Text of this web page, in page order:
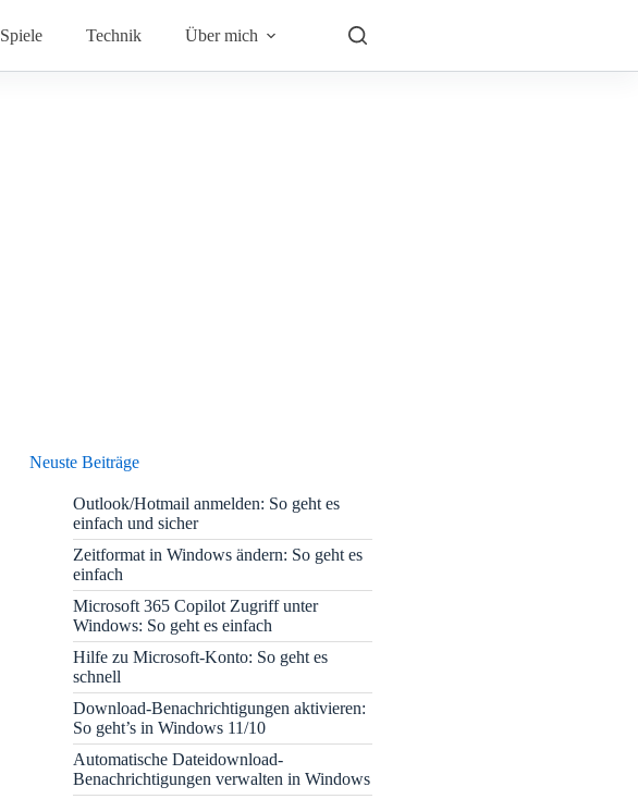
Spiele Technik Über mich
Neuste Beiträge
Outlook/Hotmail anmelden: So geht es
einfach und sicher
Zeitformat in Windows ändern: So geht es
einfach
Microsoft 365 Copilot Zugriff unter
Windows: So geht es einfach
Hilfe zu Microsoft-Konto: So geht es
schnell
Download-Benachrichtigungen aktivieren:
So geht’s in Windows 11/10
Automatische Dateidownload-
Benachrichtigungen verwalten in Windows